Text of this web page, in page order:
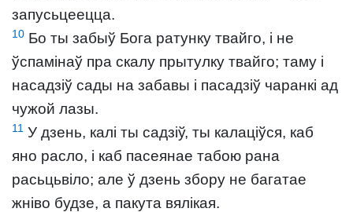
запусьцеецца.
10 Бо ты забыў Бога ратунку твайго, і не
ўспамінаў пра скалу прытулку твайго; таму і
насадзіў сады на забавы і пасадзіў чаранкі ад
чужой лазы.
11 У дзень, калі ты садзіў, ты калаціўся, каб
яно расло, і каб пасеянае табою рана
расьцьвіло; але ў дзень збору не багатае
жніво будзе, а пакута вялікая.